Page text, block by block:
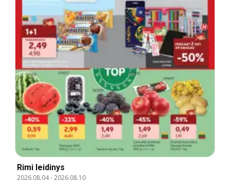
Rimi leidinys
2026.08.04-2026.08.10